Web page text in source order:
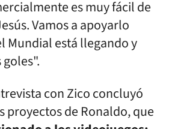
es muy fácil de
Vamos a apoyarlo
Mundial está llegando y
con Zico concluyó
proyectos de Ronaldo, que